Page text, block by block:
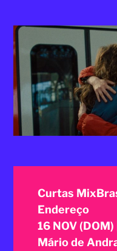
Curtas
Endereço
16 NOV
Mário de